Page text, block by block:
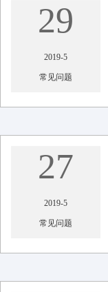
29
2019-5
常见问题
27
2019-5
常见问题